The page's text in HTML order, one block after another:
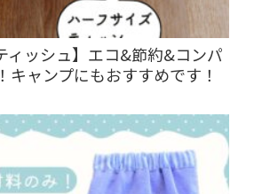
ィッシュ】エコ&節約&コンパ
キャンプにもおすすめです！